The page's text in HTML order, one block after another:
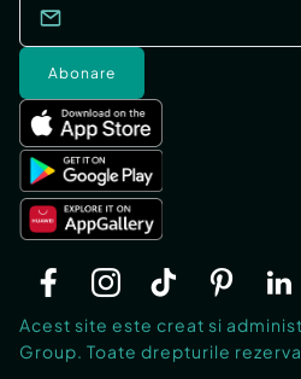
Abonare
Acest site este creat si
Group. Toate drepturile